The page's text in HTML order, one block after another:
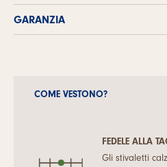
GARANZIA
COME VESTONO?
FEDELE ALLA
Gli stivaletti